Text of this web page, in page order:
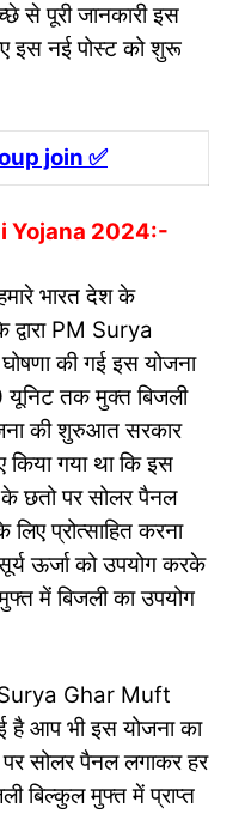
से पूरी जानकारी इस
इस नई पोस्ट को शुरू
join ✅
Yojana 2024:-
भारत देश के
द्वारा PM Surya
की गई इस योजना
यूनिट तक मुक्त बिजली
की शुरुआत सरकार
किया गया था कि इस
छतो पर सोलर पैनल
प्रोत्साहित करना
ऊर्जा को उपयोग करके
में बिजली का उपयोग
Surya Ghar Muft
आप भी इस योजना का
सोलर पैनल लगाकर हर
बिल्कुल मुफ्त में प्राप्त